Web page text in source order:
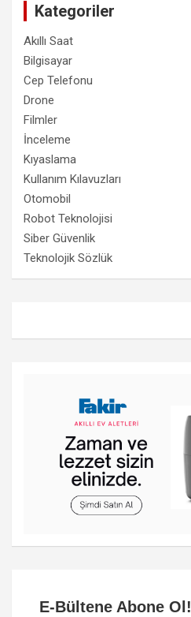
Kategoriler
Akıllı Saat
Bilgisayar
Cep Telefonu
Drone
Filmler
İnceleme
Kıyaslama
Kullanım Kılavuzları
Otomobil
Robot Teknolojisi
Siber Güvenlik
Teknolojik Sözlük
E-Bültene Abone Ol!